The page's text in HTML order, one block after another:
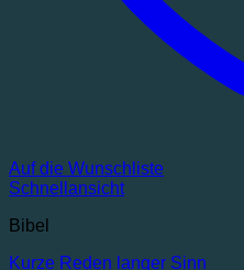
Auf die Wunschliste
Schnellansicht
Bibel
Kurze Reden langer Sinn